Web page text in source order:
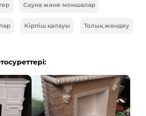
Сауна және моншалар
Кірпіш қалауы Толық жөндеу